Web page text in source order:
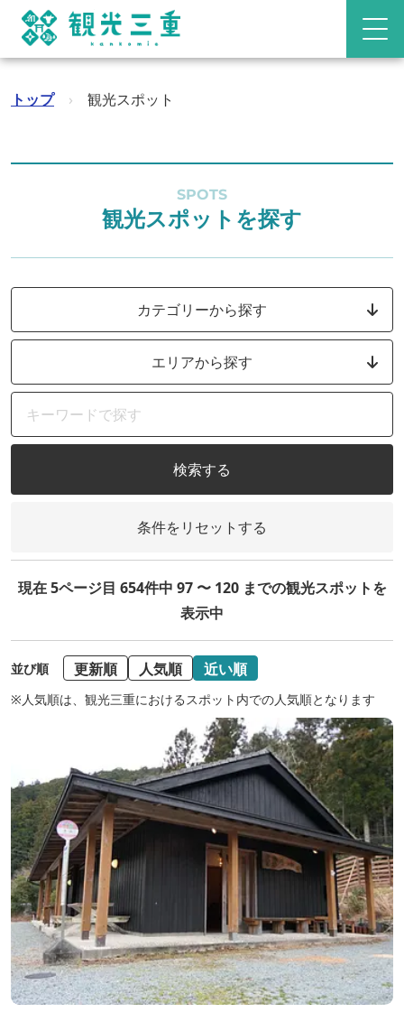
トップ › 観光スポット
SPOTS
観光スポットを探す
カテゴリーから探す
エリアから探す
検索する
条件をリセットする
現在 5ページ目 654件中 97 〜 120 までの観光スポットを
表示中
並び順 更新順 人気順 近い順
※人気順は、観光三重におけるスポット内での人気順となります